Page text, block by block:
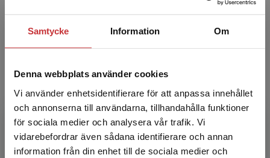
Samtycke Information Om
Denna webbplats använder cookies
Vi använder enhetsidentifierare för att anpassa innehållet
och annonserna till användarna, tillhandahålla funktioner
för sociala medier och analysera vår trafik. Vi
vidarebefordrar även sådana identifierare och annan
information från din enhet till de sociala medier och
Begränsad fraktregion
Exkl. moms: 194 kr
pack) - Tryckt bok + digital elevlicens
12 må
Oskarsson, M - Zetterlund, S
Öva svensk grammatik är avsedd för de elever
som har passerat nybörjarstadiet och behöver
ett översiktligt repetitionsmaterial i svensk
grammatik. ...